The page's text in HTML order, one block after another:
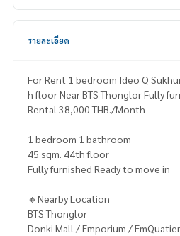
รายละเอียด
For Rent 1 bedroom Ideo Q
h floor Near BTS Thonglor Fully
Rental 38,000 THB./Month
1 bedroom 1 bathroom
45 sqm. 44th floor
Fully furnished Ready to move in
🔸Nearby Location
BTS Thonglor
Donki Mall / Emporium /